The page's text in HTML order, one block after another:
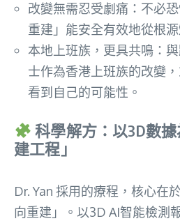
改變無需忍受劇痛：不必
重建」能安全有效地從根源
本地上班族，更具共鳴：
士作為香港上班族的改變
看到自己的可能性。
科學解方：以3D數
建工程」
Dr. Yan 採用的療程，核心在
向重建」。以3D AI智能檢測